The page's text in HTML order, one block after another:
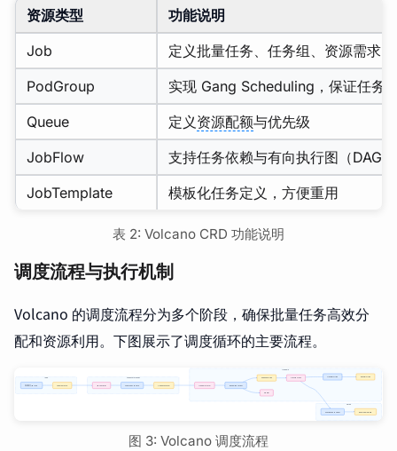
资源类型
功能说明
Job
定义批量任务、任务组、资源需求
PodGroup
实现 Gang Scheduling，保证任务
Queue
定义 资源配额与优先级
JobFlow
支持任务依赖与有向执行图（DAG）
JobTemplate
模板化任务定义，方便重用
表 2: Volcano CRD 功能说明
调度流程与执行机制
Volcano 的调度流程分为多个阶段，确保批量任务高效分
配和资源利用。下图展示了调度循环的主要流程。
图 3: Volcano 调度流程